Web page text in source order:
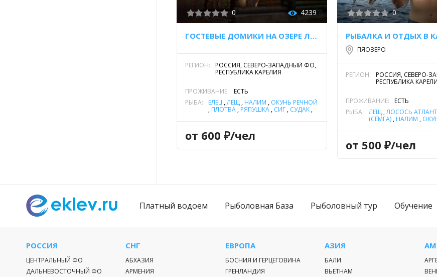
0 4239
ГОСТЕВЫЕ ДОМИКИ НА ОЗЕРЕ ЛЕДМОЗЕРО
РЕГИОН:
РОССИЯ, СЕВЕРО-ЗАПАДНЫЙ ФО,
РЕСПУБЛИКА КАРЕЛИЯ
ПРОЖИВАНИЕ:
ЕСТЬ
РЫБА:
ЕЛЕЦ ,ЛЕЩ , НАЛИМ , ОКУНЬ РЕЧНОЙ
, ПЛОТВА , РЯПУШКА , СИГ , СУДАК ,
от 600 ₽/чел
0
ПЯОЗЕРО
РЕГИОН:
РОССИЯ, СЕВЕРО-
РЕСПУБЛИКА
ПРОЖИВАНИЕ:
ЕСТЬ
РЫБА:
ЛЕЩ,ЛОСОСЬ
(СЁМГА), НАЛИМ ,
от 500 ₽/чел
Платный водоем Рыболовная База Рыболовный тур Обучение
РОССИЯ
ЦЕНТРАЛЬНЫЙ ФО
ДАЛЬНЕВОСТОЧНЫЙ ФО
СНГ
АБХАЗИЯ
АРМЕНИЯ
ЕВРОПА
БОСНИЯ И ГЕРЦЕГОВИНА
ГРЕНЛАНДИЯ
АЗИЯ
БАЛИ
ВЬЕТНАМ